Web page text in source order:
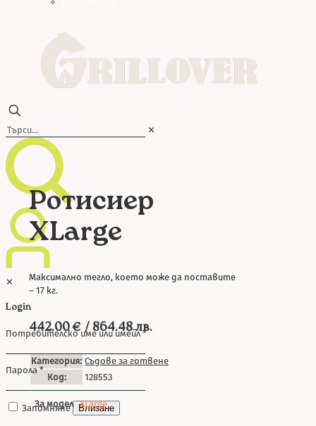
✕
✕
Login
Потребителско име или имейл*
Парола*
Запомняне Влизане
Ротисиер
XLarge
Максимално тегло, което може да поставите
– 17 кг.
442.00€/ 864.48 лв.
Категория: Съдове за готвене
Код:
128553
За модел XLarge